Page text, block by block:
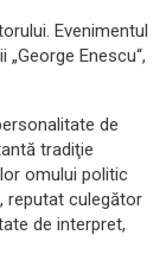
Evenimentul
Enescu“,
de
tradiţie
omului politic
reputat culegător
de interpret,